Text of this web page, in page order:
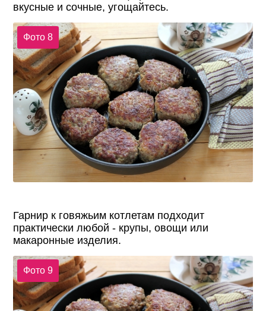
вкусные и сочные, угощайтесь.
Фото 8
Гарнир к говяжьим котлетам подходит
практически любой - крупы, овощи или
макаронные изделия.
Фото 9